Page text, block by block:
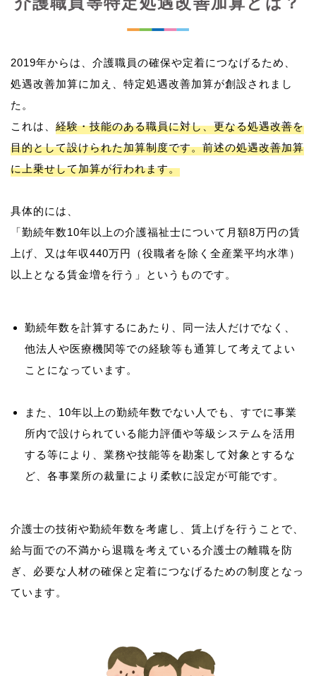
2019年からは、介護職員の確保や定着につなげるため、
処遇改善加算に加え、特定処遇改善加算が創設されまし
た。
これは、 経験・技能のある職員に対し、更なる処遇改善を
目的として設けられた加算制度です。前述の処遇改善加算
に上乗せして加算が行われます。
具体的には、
「勤続年数10年以上の介護福祉士について月額8万円の賃
上げ、又は年収440万円（役職者を除く全産業平均水準）
勤続年数を計算するにあたり、同一法人だけでなく、
他法人や医療機関等での経験等も通算して考えてよい
ことになっています。
また、10年以上の勤続年数でない人でも、すでに事業
所内で設けられている能力評価や等級システムを活用
する等により、業務や技能等を勘案して対象とするな
ど、各事業所の裁量により柔軟に設定が可能です。
介護士の技術や勤続年数を考慮し、賃上げを行うことで、
給与面での不満から退職を考えている介護士の離職を防
ぎ、必要な人材の確保と定着につなげるための制度となっ
ています。